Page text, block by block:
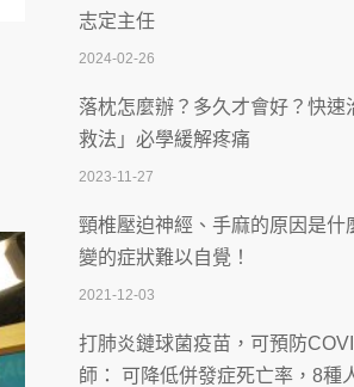
轉腎功能 醫揭3招救命
2026-07-08
體溫飆破41度！醫連收兩例中暑
率達8成
2026-07-07
深耕萬華55年 西園醫院回顧發
醫療布局
2026-07-06
【115年臺北市「防癌保衛戰：
刮」】 宣導
志定主任
2024-02-26
落枕怎麼辦？多久才會好？快速
救法」必學緩解疼痛
2023-11-27
頸椎壓迫神經、手麻的原因是什
變的症狀難以自覺！
2021-12-03
打肺炎鏈球菌疫苗，可預防
師： 可降低併發症死亡率，8種